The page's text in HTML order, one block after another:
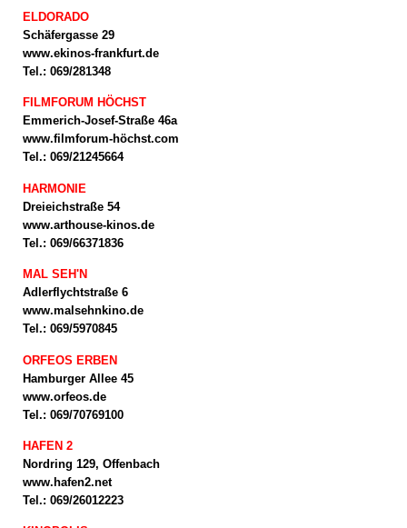
ELDORADO
Schäfergasse 29
www.ekinos-frankfurt.de
Tel.: 069/281348
FILMFORUM HÖCHST
Emmerich-Josef-Straße 46a
www.filmforum-höchst.com
Tel.: 069/21245664
HARMONIE
Dreieichstraße 54
www.arthouse-kinos.de
Tel.: 069/66371836
MAL SEH'N
Adlerflychtstraße 6
www.malsehnkino.de
Tel.: 069/5970845
ORFEOS ERBEN
Hamburger Allee 45
www.orfeos.de
Tel.: 069/70769100
HAFEN 2
Nordring 129, Offenbach
www.hafen2.net
Tel.: 069/26012223